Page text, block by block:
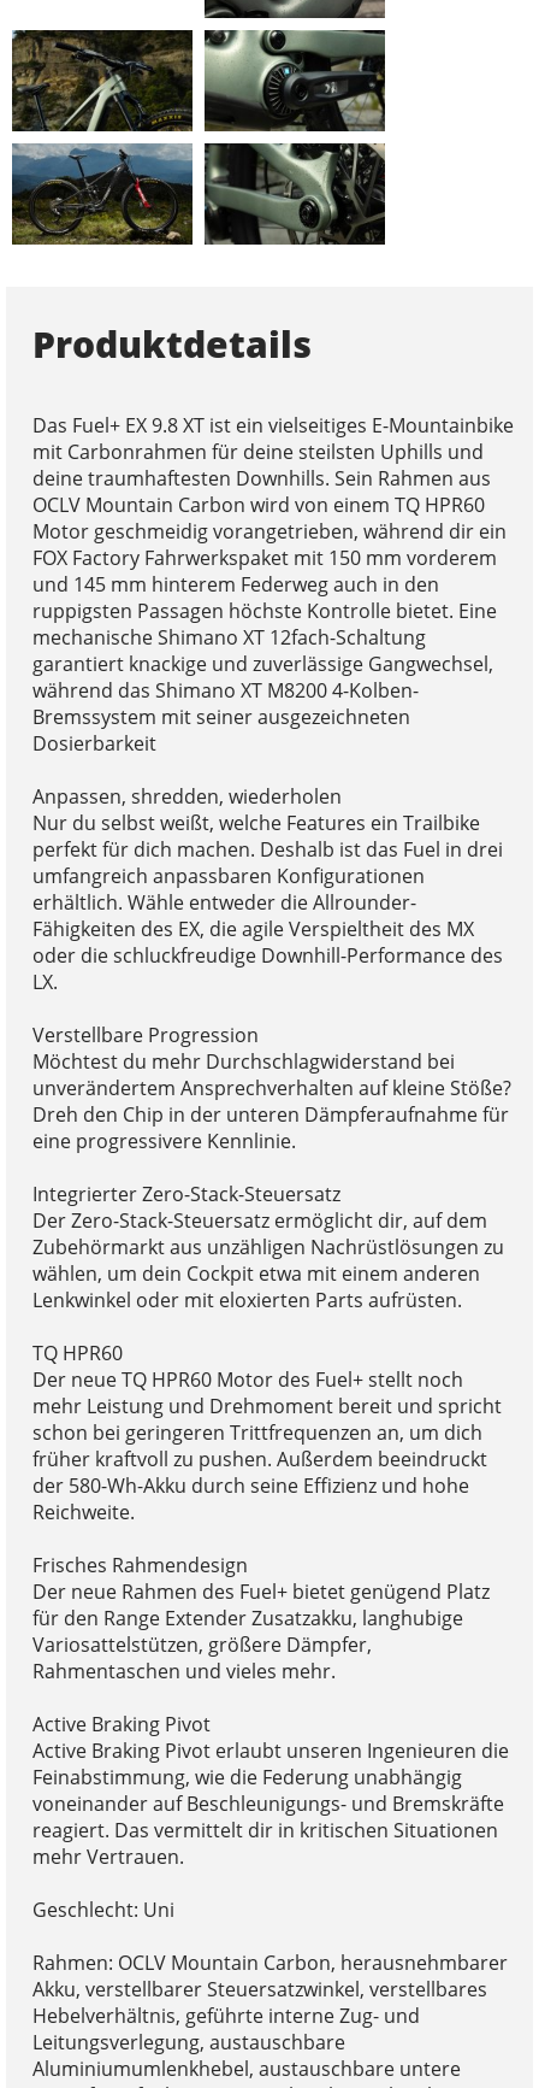
Produktdetails
Das Fuel+ EX 9.8 XT ist ein vielseitiges E-Mountainbike
mit Carbonrahmen für deine steilsten Uphills und
deine traumhaftesten Downhills. Sein Rahmen aus
OCLV Mountain Carbon wird von einem TQ HPR60
Motor geschmeidig vorangetrieben, während dir ein
FOX Factory Fahrwerkspaket mit 150 mm vorderem
und 145 mm hinterem Federweg auch in den
ruppigsten Passagen höchste Kontrolle bietet. Eine
mechanische Shimano XT 12fach-Schaltung
garantiert knackige und zuverlässige Gangwechsel,
während das Shimano XT M8200 4-Kolben-
Bremssystem mit seiner ausgezeichneten
Dosierbarkeit
Anpassen, shredden, wiederholen
Nur du selbst weißt, welche Features ein Trailbike
perfekt für dich machen. Deshalb ist das Fuel in drei
umfangreich anpassbaren Konfigurationen
erhältlich. Wähle entweder die Allrounder-
Fähigkeiten des EX, die agile Verspieltheit des MX
oder die schluckfreudige Downhill-Performance des
LX.
Verstellbare Progression
Möchtest du mehr Durchschlagwiderstand bei
unverändertem Ansprechverhalten auf kleine Stöße?
Dreh den Chip in der unteren Dämpferaufnahme für
eine progressivere Kennlinie.
Integrierter Zero-Stack-Steuersatz
Der Zero-Stack-Steuersatz ermöglicht dir, auf dem
Zubehörmarkt aus unzähligen Nachrüstlösungen zu
wählen, um dein Cockpit etwa mit einem anderen
Lenkwinkel oder mit eloxierten Parts aufrüsten.
TQ HPR60
Der neue TQ HPR60 Motor des Fuel+ stellt noch
mehr Leistung und Drehmoment bereit und spricht
schon bei geringeren Trittfrequenzen an, um dich
früher kraftvoll zu pushen. Außerdem beeindruckt
der 580-Wh-Akku durch seine Effizienz und hohe
Reichweite.
Frisches Rahmendesign
Der neue Rahmen des Fuel+ bietet genügend Platz
für den Range Extender Zusatzakku, langhubige
Variosattelstützen, größere Dämpfer,
Rahmentaschen und vieles mehr.
Active Braking Pivot
Active Braking Pivot erlaubt unseren Ingenieuren die
Feinabstimmung, wie die Federung unabhängig
voneinander auf Beschleunigungs- und Bremskräfte
reagiert. Das vermittelt dir in kritischen Situationen
mehr Vertrauen.
Geschlecht: Uni
Rahmen: OCLV Mountain Carbon, herausnehmbarer
Akku, verstellbarer Steuersatzwinkel, verstellbares
Hebelverhältnis, geführte interne Zug- und
Leitungsverlegung, austauschbare
Aluminiumumlenkhebel, austauschbare untere